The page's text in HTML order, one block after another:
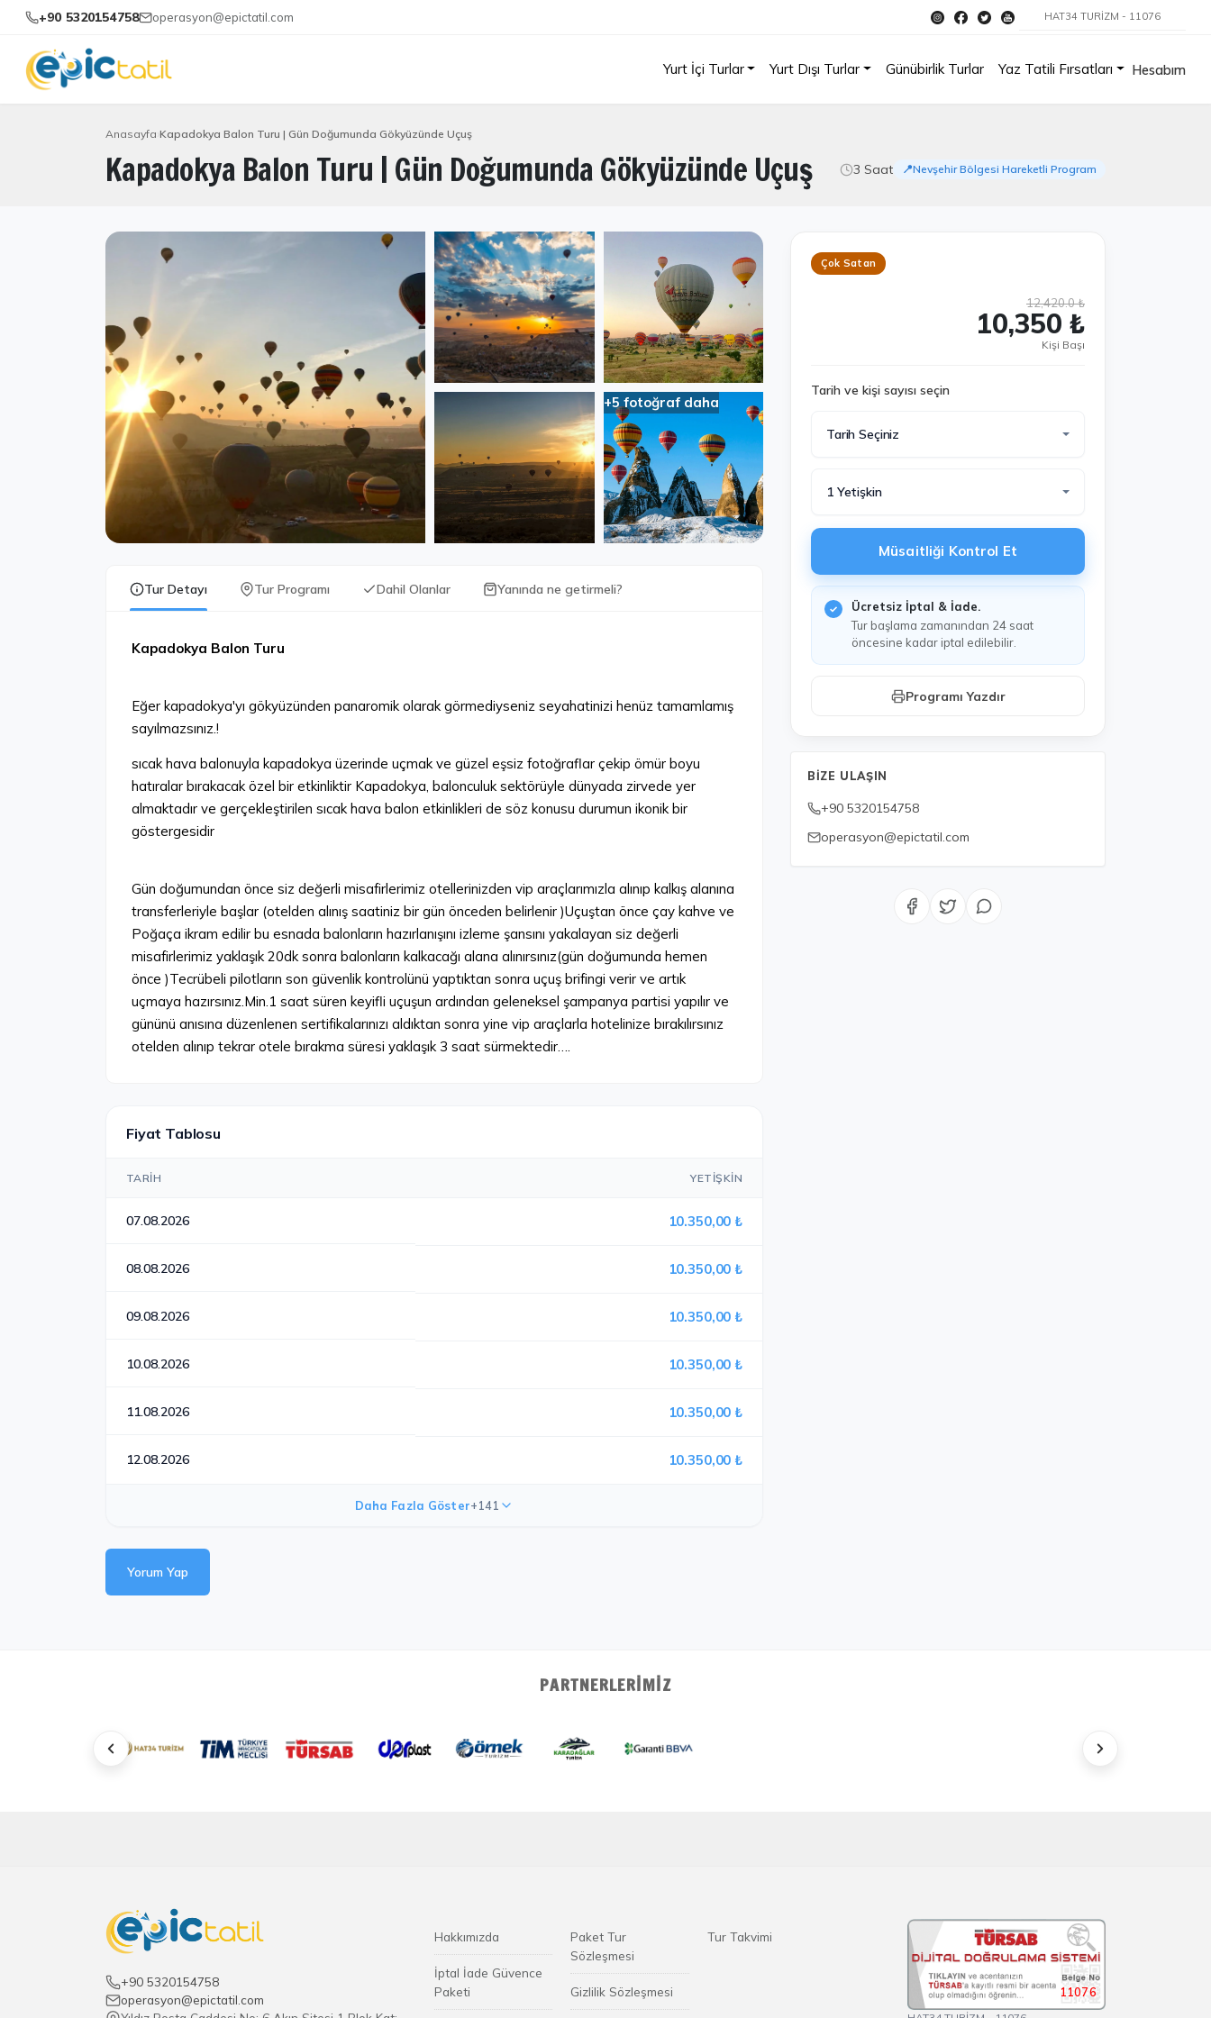
+90 5320154758 operasyon@epictatil.com HAT34 TURİZM - 11076
Yurt İçi Turlar Yurt Dışı Turlar Günübirlik Turlar Yaz Tatili Fırsatları Hesabım
Anasayfa Kapadokya Balon Turu | Gün Doğumunda Gökyüzünde Uçuş
Kapadokya Balon Turu | Gün Doğumunda Gökyüzünde Uçuş 3 Saat 📍Nevşehir Bölgesi Hareketli Program
+5 fotoğraf daha
Tur Detayı Tur Programı Dahil Olanlar Yanında ne getirmeli?
Kapadokya Balon Turu
Eğer kapadokya'yı gökyüzünden panaromik olarak görmediyseniz seyahatinizi henüz tamamlamış
sayılmazsınız.!
sıcak hava balonuyla kapadokya üzerinde uçmak ve güzel eşsiz fotoğraflar çekip ömür boyu
hatıralar bırakacak özel bir etkinliktir Kapadokya, balonculuk sektörüyle dünyada zirvede yer
almaktadır ve gerçekleştirilen sıcak hava balon etkinlikleri de söz konusu durumun ikonik bir
göstergesidir
Gün doğumundan önce siz değerli misafirlerimiz otellerinizden vip araçlarımızla alınıp kalkış alanına
transferleriyle başlar (otelden alınış saatiniz bir gün önceden belirlenir )Uçuştan önce çay kahve ve
Poğaça ikram edilir bu esnada balonların hazırlanışını izleme şansını yakalayan siz değerli
misafirlerimiz yaklaşık 20dk sonra balonların kalkacağı alana alınırsınız(gün doğumunda hemen
önce )Tecrübeli pilotların son güvenlik kontrolünü yaptıktan sonra uçuş brifingi verir ve artık
uçmaya hazırsınız.Min.1 saat süren keyifli uçuşun ardından geleneksel şampanya partisi yapılır ve
gününü anısına düzenlenen sertifikalarınızı aldıktan sonra yine vip araçlarla hotelinize bırakılırsınız
otelden alınıp tekrar otele bırakma süresi yaklaşık 3 saat sürmektedir….
Fiyat Tablosu
TARIH YETIŞKIN
07.08.2026 10.350,00 ₺
08.08.2026 10.350,00 ₺
09.08.2026 10.350,00 ₺
10.08.2026 10.350,00 ₺
11.08.2026 10.350,00 ₺
12.08.2026 10.350,00 ₺
Daha Fazla Göster+141
Yorum Yap
Çok Satan
12,420.0 ₺
10,350 ₺
Kişi Başı
Tarih ve kişi sayısı seçin
Tarih Seçiniz
1 Yetişkin
Müsaitliği Kontrol Et
Ücretsiz İptal & İade.
Tur başlama zamanından 24 saat
öncesine kadar iptal edilebilir.
Programı Yazdır
BIZE ULAŞIN
+90 5320154758
operasyon@epictatil.com
PARTNERLERIMIZ
+90 5320154758
operasyon@epictatil.com
Hakkımızda
İptal İade Güvence
Paketi
Paket Tur
Sözleşmesi
Gizlilik Sözleşmesi
Tur Takvimi
11076